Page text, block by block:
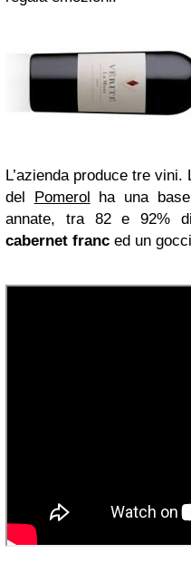
L’azienda produce tre
del Pomerol ha una
annate, tra 82 e 92%
cabernet franc ed un